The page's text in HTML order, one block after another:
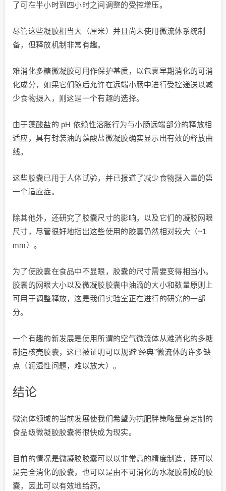
了可在半小时到四小时之间调整的受控增压。
尽管这些凝胶相当大（厘米）并且尚未使用微流体系统制
备，但释放机制非常有趣。
难消化多糖微凝胶可用作保护基质，以包裹早期消化的可消
化成分，如果它们随后允许在远端小肠中进行受控递送以减
少食物摄入，则这是一个有趣的选择。
由于藻酸盐的 pH 依赖性溶胀行为与小肠远端部分的释放相
适应，具有封装油的藻酸盐微凝胶确实显示出有效的释放曲
线。
这些胶囊已用于人体试验，并已报道了减少食物摄入量的第
一个适应症。
除其他外，还研究了胶囊尺寸的影响，以及它们的凝胶网眼
尺寸，尽管很好地指出这些使用的胶囊仍然相对较大（~1
mm）。
为了使胶囊在食品中不显眼，胶囊的尺寸需要变得相当小。
胶囊的网眼大小以及微凝胶胶囊中油滴的大小和数量原则上
可用于调整释放，这是我们实验室正在进行的研究的一部
分。
一个有趣的新发展是使用所谓的空气微流体从难消化的多糖
制造核壳胶囊，这已被证明可以规避“经典”微流体的许多缺
点（润湿性问题，难以放大）。
结论
微流体领域的当前发展使我们希望为抗肥胖策略量身定制的
食品级微凝胶胶囊将很快成为现实。
目前的情况是微凝胶胶囊可以以非常高的精度制造，既可以
是完全消化的胶囊，也可以是由不可消化的水凝胶制成的胶
囊，因此可以有效地给药。